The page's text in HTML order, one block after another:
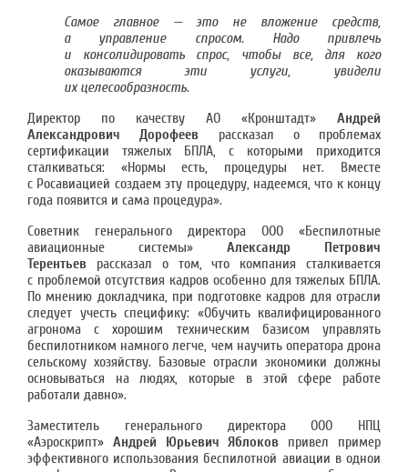
Самое главное — это не вложение средств,
а управление спросом. Надо привлечь
и консолидировать спрос, чтобы все, для кого
оказываются эти услуги, увидели
их целесообразность.
Директор по качеству АО «Кронштадт» Андрей
Александрович Дорофеев рассказал о проблемах
сертификации тяжелых БПЛА, с которыми приходится
сталкиваться: «Нормы есть, процедуры нет. Вместе
с Росавиацией создаем эту процедуру, надеемся, что к концу
года появится и сама процедура».
Советник генерального директора ООО «Беспилотные
авиационные системы» Александр Петрович
Терентьев рассказал о том, что компания сталкивается
с проблемой отсутствия кадров особенно для тяжелых БПЛА.
По мнению докладчика, при подготовке кадров для отрасли
следует учесть специфику: «Обучить квалифицированного
агронома с хорошим техническим базисом управлять
беспилотником намного легче, чем научить оператора дрона
сельскому хозяйству. Базовые отрасли экономики должны
основываться на людях, которые в этой сфере работе
работали давно».
Заместитель генерального директора ООО НПЦ
«Аэроскрипт» Андрей Юрьевич Яблоков привел пример
эффективного использования беспилотной авиации в однои